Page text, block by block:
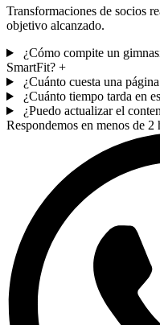
Transformaciones de socios
objetivo alcanzado.
¿Cómo compite un
SmartFit? +
¿Cuánto cuesta una
¿Cuánto tiempo tarda en
¿Puedo actualizar el
Respondemos en menos de 2